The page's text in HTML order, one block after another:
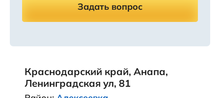
Задать вопрос
Краснодарский край, Анапа,
Ленинградская ул, 81